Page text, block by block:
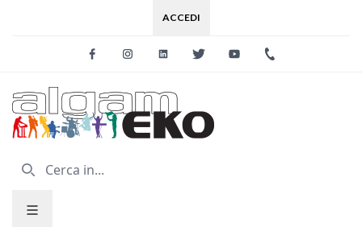
ACCEDI
FacebookInstagramLinkedinTwitter Youtube